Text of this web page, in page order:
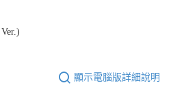
顯示電腦版詳細說明